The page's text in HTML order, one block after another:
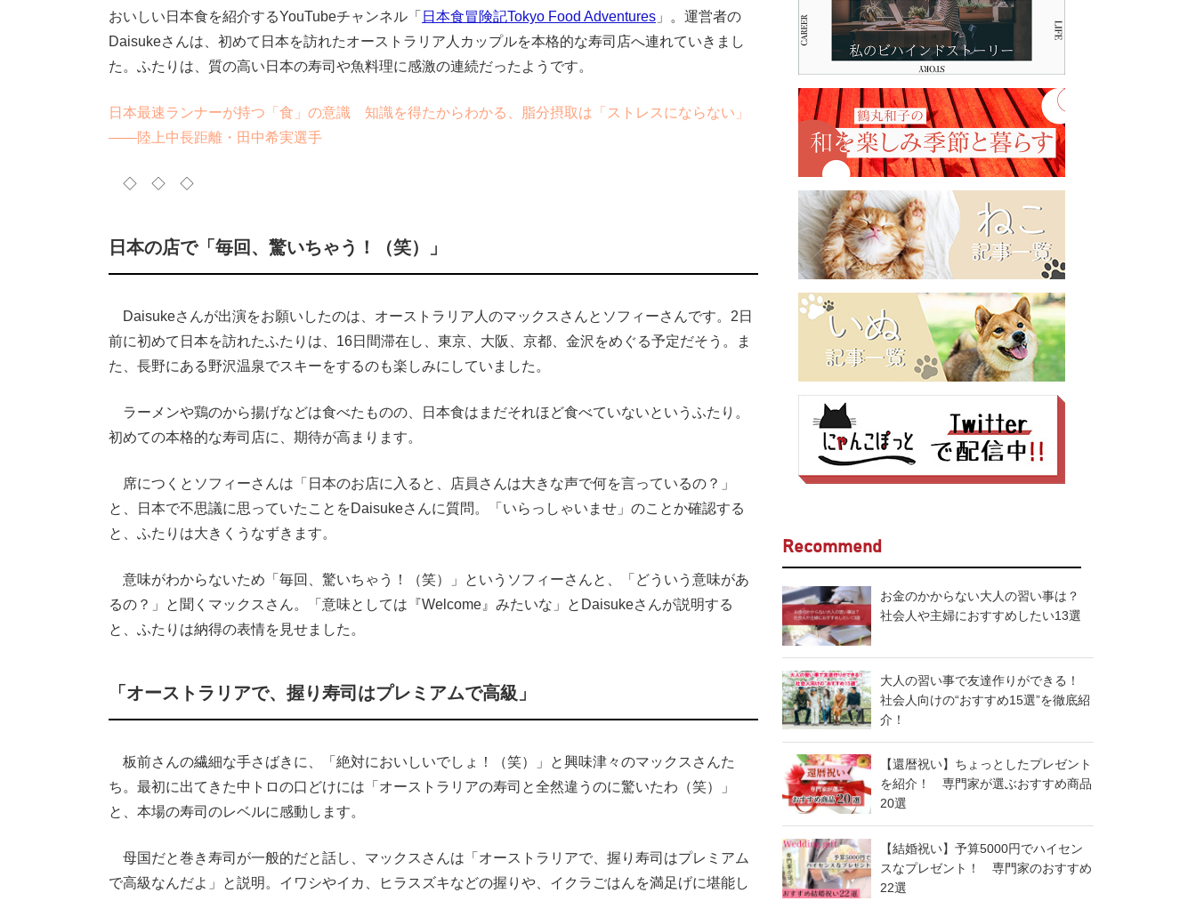
おいしい日本食を紹介するYouTubeチャンネル「 日本食冒険記Tokyo Food Adventures 」。運営者の
Daisukeさんは、初めて日本を訪れたオーストラリア人カップルを本格的な寿司店へ連れていきまし
た。ふたりは、質の高い日本の寿司や魚料理に感激の連続だったようです。
日本最速ランナーが持つ「食」の意識 知識を得たからわかる、脂分摂取は「ストレスにならない」
――陸上中長距離・田中希実選手
◇ ◇ ◇
日本の店で「毎回、驚いちゃう！（笑）」
Daisukeさんが出演をお願いしたのは、オーストラリア人のマックスさんとソフィーさんです。2日
前に初めて日本を訪れたふたりは、16日間滞在し、東京、大阪、京都、金沢をめぐる予定だそう。ま
た、長野にある野沢温泉でスキーをするのも楽しみにしていました。
ラーメンや鶏のから揚げなどは食べたものの、日本食はまだそれほど食べていないというふたり。
初めての本格的な寿司店に、期待が高まります。
席につくとソフィーさんは「日本のお店に入ると、店員さんは大きな声で何を言っているの？」
と、日本で不思議に思っていたことをDaisukeさんに質問。「いらっしゃいませ」のことか確認する
と、ふたりは大きくうなずきます。
意味がわからないため「毎回、驚いちゃう！（笑）」というソフィーさんと、「どういう意味があ
るの？」と聞くマックスさん。「意味としては『Welcome』みたいな」とDaisukeさんが説明する
と、ふたりは納得の表情を見せました。
「オーストラリアで、握り寿司はプレミアムで高級」
板前さんの繊細な手さばきに、「絶対においしいでしょ！（笑）」と興味津々のマックスさんた
ち。最初に出てきた中トロの口どけには「オーストラリアの寿司と全然違うのに驚いたわ（笑）」
と、本場の寿司のレベルに感動します。
母国だと巻き寿司が一般的だと話し、マックスさんは「オーストラリアで、握り寿司はプレミアム
で高級なんだよ」と説明。イワシやイカ、ヒラスズキなどの握りや、イクラごはんを満足げに堪能し
Recommend
お金のかからない大人の習い事は？
社会人や主婦におすすめしたい13選
大人の習い事で友達作りができる！
社会人向けの“おすすめ15選”を徹底紹
介！
【還暦祝い】ちょっとしたプレゼント
を紹介！ 専門家が選ぶおすすめ商品
20選
【結婚祝い】予算5000円でハイセン
スなプレゼント！ 専門家のおすすめ
22選